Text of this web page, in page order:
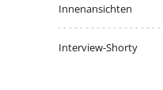
Innenansichten
Interview-Shorty